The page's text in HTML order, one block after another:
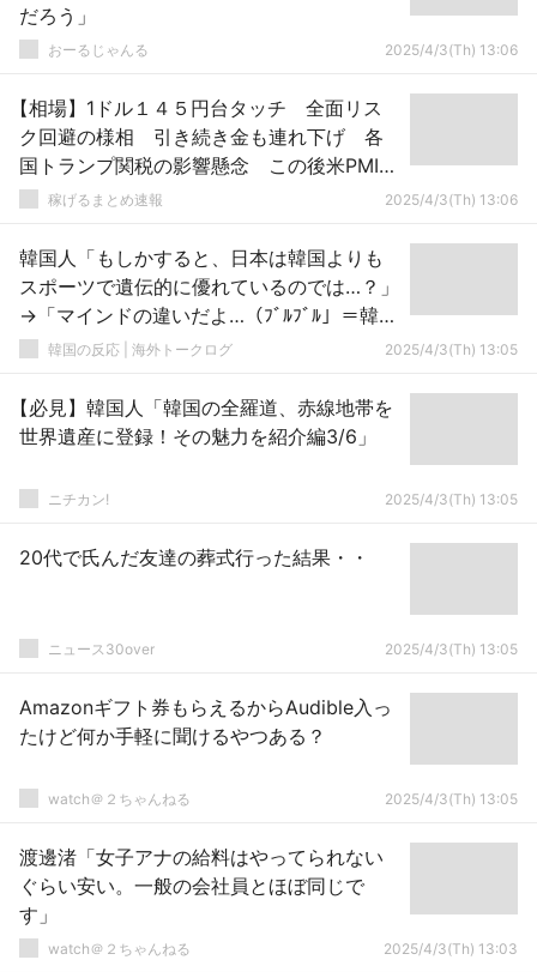
だろう」
おーるじゃんる 2025/4/3(Th) 13:06
【相場】1ドル１４５円台タッチ 全面リス
ク回避の様相 引き続き金も連れ下げ 各
国トランプ関税の影響懸念 この後米PMI、
ISM非製造業あり
稼げるまとめ速報 2025/4/3(Th) 13:06
韓国人「もしかすると、日本は韓国よりも
スポーツで遺伝的に優れているのでは…？」
→「マインドの違いだよ…（ﾌﾞﾙﾌﾞﾙ」＝韓国
の反応韓国の反応 | 海外トークログ 2025/4/3(Th) 13:05
【必見】韓国人「韓国の全羅道、赤線地帯を
世界遺産に登録！その魅力を紹介編3/6」
ニチカン! 2025/4/3(Th) 13:05
20代で氏んだ友達の葬式行った結果・・
ニュース30over 2025/4/3(Th) 13:05
Amazonギフト券もらえるからAudible入っ
たけど何か手軽に聞けるやつある？
watch＠２ちゃんねる 2025/4/3(Th) 13:05
渡邊渚「女子アナの給料はやってられない
ぐらい安い。一般の会社員とほぼ同じで
す」
watch＠２ちゃんねる 2025/4/3(Th) 13:03